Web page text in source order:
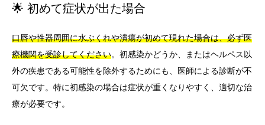
🌟 初めて症状が出た場合
口唇や性器周囲に水ぶくれや潰瘍が初めて現れた場合は、必ず医
療機関を受診してください。初感染かどうか、またはヘルペス以
外の疾患である可能性を除外するためにも、医師による診断が不
可欠です。特に初感染の場合は症状が重くなりやすく、適切な治
療が必要です。